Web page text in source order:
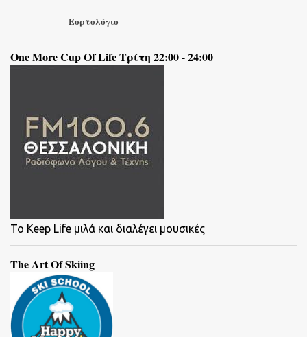
Εορτολόγιο
One More Cup Of Life Τρίτη 22:00 - 24:00
To Keep Life μιλά και διαλέγει μουσικές
The Art Of Skiing